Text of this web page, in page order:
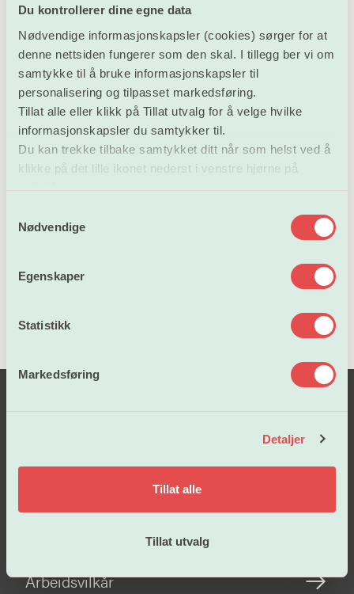
Du kontrollerer dine egne data
Nødvendige informasjonskapsler (cookies) sørger for at
denne nettsiden fungerer som den skal. I tillegg ber vi om
samtykke til å bruke informasjonskapsler til
personalisering og tilpasset markedsføring.
Tillat alle eller klikk på Tillat utvalg for å velge hvilke
informasjonskapsler du samtykker til.
Du kan trekke tilbake samtykket ditt når som helst ved å
klikke på det lille ikonet nederst i venstre hjørne på
nettsiden.
Nødvendige
Egenskaper
Statistikk
Markedsføring
Detaljer
Tillat alle
Tillat utvalg
Brukernavn: din registrerte e-postadresse.
Har du glemt ditt passord kan du benytte deg av
"glemt-passord" funksjonen.
Er opplysningene korrekte trenger du ikke foreta deg
noe.
Kontakt medlemsservice på
minside@forskerforbundet.no/ tel. 21 02 34 00 hvis du
Arbeidsvilkår